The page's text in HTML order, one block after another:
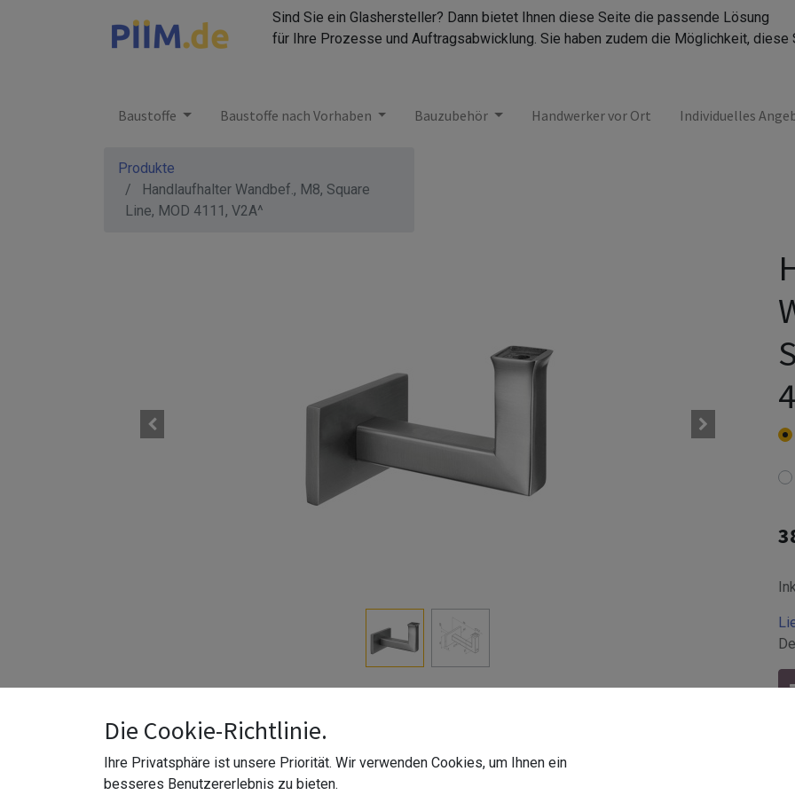
Sind Sie ein Glashersteller? Dann bietet Ihnen diese Seite die passende Lösung
für Ihre Prozesse und Auftragsabwicklung. Sie haben zudem die Möglichkeit,
Baustoffe
Baustoffe nach Vorhaben Bauzubehör Handwerker vor Ort Individuelles
Produkte
Handlaufhalter Wandbef., M8, Square
Line, MOD 4111, V2A^
Die Cookie-Richtlinie.
Ihre Privatsphäre ist unsere Priorität. Wir verwenden Cookies, um Ihnen ein
besseres Benutzererlebnis zu bieten.